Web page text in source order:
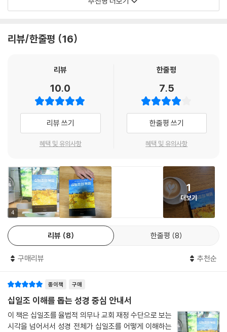
이 목적이 아니다. 여호와의 심판의 날이 다가오고 있는데, 어떻게 이날을
일조를 하나님께 드리게 되면 하늘 아버지께로 돌아갈 수 있다는 것이다.
그러므로 십일조는 단순히 돈의 문제가 아니라 하나님과의 관계 문제이다.
문제이다. 또한 단순히 경제적 문제가 아니라 하나님께 어떻게 돌아가느냐
의 문제인 것이다.
--- p.283
고린도후서 말씀에서 볼 수 있듯이, 하나님은 ‘십일조’를 “사랑하시느니
라”고 하지 않으셨다. “즐겨 내는 자를 사랑하시느니라”고 하신 것이다. 하
나님께서 원하시는 것은 우리가 즐겨 내는 자가 되는 것이다.
교회의 지도부인 목회자와 당회와 제직들은 ‘십일조의 율법’을 가르치되,
무엇보다 십일조의 복음을 경험하도록 하나님의 은혜와 사랑을 더 강하게
선포해야 한다. 십일조가 복음으로 경험되지 않는다면 십일조는 율법으로
남게 될 것이고, 성도들의 마음에 진정한 기쁨을 느끼지 못하게 만들기 때
문이다.
--- p.433
목회자는 십일조와 헌금에 대해 성경을 가르치는 것을 두려워해서는 안 된
제적 부담에 대해서 설교해야 한다. 그뿐 아니라 교회는 십일조와 헌금과
청지기 정신을 교육하는 구체적인 프로그램을 만들어 다음 세대를 가르쳐
야 한다.
질문에 대한 명쾌한 해답이 이 책에 담겨 있다. 따라서 하나님께 드리는 삶
이 무엇인지 고민하는 이들에게, 십일조가 지향하는 가치와 삶의 방식을
√프레임 전쟁이 아닌, 순종의 전쟁으로 이해해야 한다.
√하나님께 받은 은혜에 대한 자발적인 신앙고백이다.
√단순한 헌금 규정이 아니라, 하나님께 속한 삶의 표현이다.
√세속화된 시대에 영적 정체성을 지키고 하나님 나라에 동참하는 실천이
√하나님 나라 백성의 삶을 드러내는 거룩한 영적 습관이다.
- 헌금과 십일조에 대해 혼란을 겪고 있는 일반 성도
- 성경이 말하는 십일조의 올바른 의미를 알고 싶은 신학생
- 제자훈련·소그룹·헌금 교육에 활용할 성경적 안내서를 찾는 리더와 목회
자
- 이규현 (수영로교회 목사)
십일조라는 단어가 나오는 성경의 모든 본문을 심도 있게 주해했다는 점에
십일조와 헌금에 대한 설교 준비를 위한 가장 신뢰할 수 있는 참고서를 찾
은 기분이다.
십일조에 대한 여러 오해에 도전하며, 이를 복음의 빛 아래 새롭게 해석한
- 노창수 (LA 남가주사랑의교회 목사)
봉헌의 개념이 무너진 인생이 축복받을 수 있을까? 그 답을 이 책에서 찾을
수 있을 것이다.
- 한규삼 (충현교회 목사)
십일조야말로 내가 하나님의 사람인지를 식별하는 시금석임을 시원하게
보여 준다.
- 정병갑 (일산신성교회 목사)
십일조의 은혜의 감격을 회복시켜 주는 수작이다.
- 조용성 (전 GMS 선교사무총장)
리뷰/한줄평 16
리뷰
10.0
리뷰 쓰기
혜택 및 유의사항
한줄평
7.5
한줄평 쓰기
혜택 및 유의사항
4
1
더보기
리뷰 8 한줄평 8
구매리뷰 추천순
종이책 구매
십일조 이해를 돕는 성경 중심 안내서
이 책은 십일조를 율법적 의무나 교회 재정 수단으로 보는
시각을 넘어서서 성경 전체가 십일조를 어떻게 이해하는